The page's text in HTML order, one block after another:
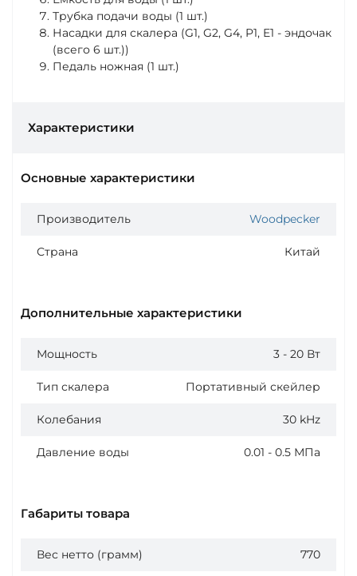
Трубка подачи воды (1 шт.)
Насадки для скалера (G1, G2, G4, P1, E1 - эндочак
(всего 6 шт.))
Педаль ножная (1 шт.)
Характеристики
Основные характеристики
Производитель Woodpecker
Страна Китай
Дополнительные характеристики
Мощность 3 - 20 Вт
Тип скалера Портативный скейлер
Колебания 30 kHz
Давление воды 0.01 - 0.5 МПа
Габариты товара
Вес нетто (грамм) 770